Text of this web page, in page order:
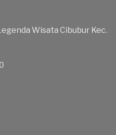
Wisata Cibubur Kec.